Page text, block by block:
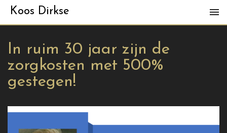
Koos Dirkse
In ruim 30 jaar zijn de
zorgkosten met 500%
gestegen!